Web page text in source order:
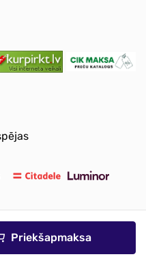
Priekšapmaksa